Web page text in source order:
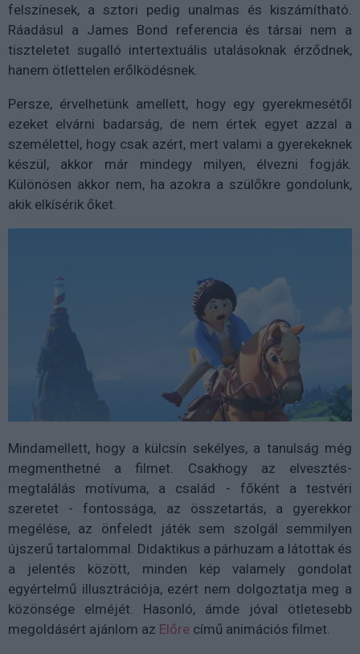
felszínesek, a sztori pedig unalmas és kiszámítható.
Ráadásul a James Bond referencia és társai nem a
tiszteletet sugalló intertextuális utalásoknak érződnek,
hanem ötlettelen erőlködésnek.
Persze, érvelhetünk amellett, hogy egy gyerekmesétől
ezeket elvárni badarság, de nem értek egyet azzal a
személettel, hogy csak azért, mert valami a gyerekeknek
készül, akkor már mindegy milyen, élvezni fogják.
Különösen akkor nem, ha azokra a szülőkre gondolunk,
akik elkísérik őket.
Mindamellett, hogy a külcsín sekélyes, a tanulság még
megmenthetné a filmet. Csakhogy az elvesztés-
megtalálás motívuma, a család - főként a testvéri
szeretet - fontossága, az összetartás, a gyerekkor
megélése, az önfeledt játék sem szolgál semmilyen
újszerű tartalommal. Didaktikus a párhuzam a látottak és
a jelentés között, minden kép valamely gondolat
egyértelmű illusztrációja, ezért nem dolgoztatja meg a
közönsége elméjét. Hasonló, ámde jóval ötletesebb
megoldásért ajánlom az Előre című animációs filmet.